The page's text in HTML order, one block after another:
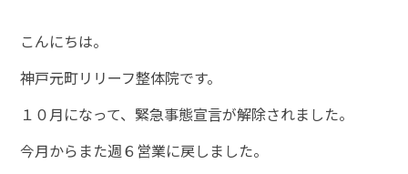
こんにちは。
神戸元町リリーフ整体院です。
１０月になって、緊急事態宣言が解除されました。
今月からまた週６営業に戻しました。